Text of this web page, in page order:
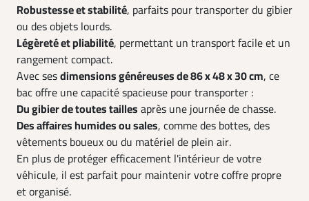
Robustesse et stabilité, parfaits pour transporter du gibier
ou des objets lourds.
Légèreté et pliabilité, permettant un transport facile et un
rangement compact.
Avec sesdimensions généreuses de 86 x 48 x 30 cm, ce
bac offre une capacité spacieuse pour transporter :
Du gibier de toutes tailles après une journée de chasse.
Des affaires humides ou sales, comme des bottes, des
vêtements boueux ou du matériel de plein air.
En plus de protéger efficacement l'intérieur de votre
véhicule, il est parfait pour maintenir votre coffre propre
et organisé.